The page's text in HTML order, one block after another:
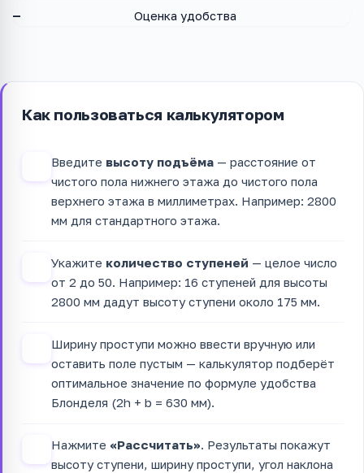
— Оценка удобства
Как пользоваться калькулятором
Введите высоту подъёма — расстояние от
чистого пола нижнего этажа до чистого пола
верхнего этажа в миллиметрах. Например: 2800
мм для стандартного этажа.
Укажите количество ступеней — целое число
от 2 до 50. Например: 16 ступеней для высоты
2800 мм дадут высоту ступени около 175 мм.
Ширину проступи можно ввести вручную или
оставить поле пустым — калькулятор подберёт
оптимальное значение по формуле удобства
Блонделя (2h + b = 630 мм).
Нажмите «Рассчитать». Результаты покажут
высоту ступени, ширину проступи, угол наклона